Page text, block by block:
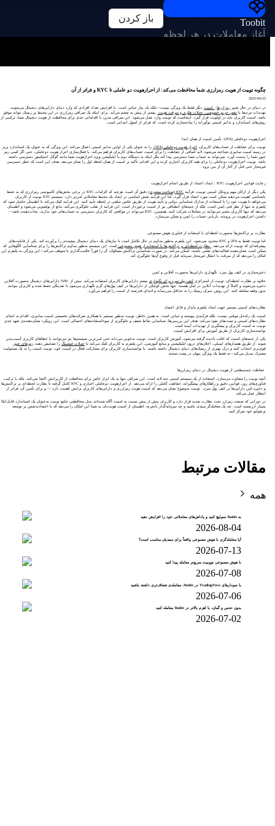
Toobit
آغاز معاملات در هر لحظه
باز کردن
چگونه توبیت از هویت رمزارزی شما محافظت می‌کند: از احراز‌هویت دو عاملی تا KYC و فراتر از آن
2025-04-25
در دنیای در حال تغییر رمزارزها، امنیتدیگر فقط یک ویژگی نیست—بلکه یک نیاز حیاتی است. با افزایش تعداد افرادی که وارد دنیای دارایی‌های دیجیتال می‌شوند،
تهدیدات مرتبط با نقض حریم خصوصی، حملات هکری و سرقت هویت
بیشتر از پیش به چشم می‌آید. برای اینکه یک صرافی رمزارزی در این محیط پر ریسک بتواند موفق
باشد، امنیت کاربران باید در اولویت قرار گیرد. اینجاست که توبیت وارد عمل می‌شود. این صرافی مدرن با اقداماتی جدی برای محافظت از هویت دیجیتال شما، ترکیبی از
روش‌های استاندارد و تدابیر امنیتی نوآورانه را پیاده‌سازی کرده است. که فراتر از اصول ابتدایی است.
احراز‌هویت دو‌عاملی (2FA): تأمین امنیت از همان ابتدا
توبیت برای حفاظت از حساب‌های کاربران، احراز هویت دو‌عاملی (2FA)
را به عنوان یکی از اولین تدابیر امنیتی اعمال می‌کند. این ویژگی که به عنوان یک استاندارد برتر
در زمینه امنیت سایبری شناخته می‌شود، لایه اضافی از حفاظت را برای امنیت حساب‌های کاربران فراهم می‌کند. با فعال‌سازی احراز هویت دو‌عاملی، حتی اگر کسی رمز
عبور شما را بدست آورد، نمی‌تواند به حساب شما دسترسی پیدا کند مگر اینکه به دستگاه دوم یا اپلیکیشن ویژه احراز‌هویت شما مانند گوگل اتنتیکیتور دسترسی داشته
باشد. توبیت احراز‌هویت دو‌عاملی را برای همه کاربران اجباری کرده و این اقدام، تأکید بر امنیت از همان لحظه اول را نشان می‌دهد. هدف این است که خطر دسترسی
غیرمجاز حتی قبل از آغاز آن از بین برود.
رعایت قوانین احراز‌هویت KYC : ایجاد اعتماد از طریق انجام احراز‌هویت
یکی دیگر از ارکان مهم پروتکل امنیتی توبیت، فرآیند KYC (شناخت مشتری)
دقیق آن است. هرچند که الزامات KYC در برخی بخش‌های کامیونیتی رمزارزی که به حفظ
ناشناسی اهمیت می‌دهند ممکن است مورد انتقاد قرار گیرد، اما این فرآیند نقش اساسی در ایجاد یک محیط معاملاتی امن‌تر دارد. سیستم KYC توبیت از کاربران
می‌خواهد تا هویت خود را با استفاده از مدارک شناسایی دولتی و تأیید هویت از طریق عکس سلفی در لحظه تأیید کنند. این فرایند کمک می‌کند تا اطمینان حاصل شود که
پلتفرم نه تنها از نظر فنی ایمن است، بلکه از جنبه‌های انطباقی نیز از امنیت برخوردار است. این فرایند از تقلب جلوگیری می‌کند، مانع از پولشویی می‌شود و اطمینان
می‌دهد که تنها کاربران معتبر می‌توانند در معاملات شرکت کنند. همچنین، KYC می‌تواند در مواقعی که کاربران دسترسی به حساب‌های خود ندارند، نجات‌دهنده باشد—
داشتن احراز‌هویت در پرونده، بازیابی حساب را ایمن و ممکن می‌سازد.
نظارت بر تراکنش‌ها به‌صورت لحظه‌ای با استفاده از فناوری هوش مصنوعی
اما توبیت فقط به 2FA و KYC محدود نمی‌شود. این پلتفرم به‌طور مداوم در حال تکامل است تا نیازهای یک دنیای دیجیتال پیچیده‌تر را برآورده کند. یکی از قابلیت‌های
پیشرفته‌ای که توبیت ارائه می‌دهد،
نظارت لحظه‌ای بر تراکنش‌ها با استفاده از هوش مصنوعی
است. این سیستم به‌طور مداوم تراکنش‌ها را برای شناسایی الگوهایی که
ممکن است نشان‌دهنده فعالیت‌های تقلبی باشند، اسکن می‌کند. در صورت شناسایی تراکنش مشکوک، آن را فوراً علامت‌گذاری یا متوقف می‌کند—این ویژگی به پلتفرم این
امکان را می‌دهد که از سرقت یا انتقال غیرمجاز سرمایه قبل از وقوع آن‌ها جلوگیری کند.
ذخیره‌سازی در کیف پول سرد: نگهداری دارایی‌ها به‌صورت آفلاین و ایمن
علاوه بر نظارت لحظه‌ای، توبیت از استراتژی کیف پول سرد برای نگهداری
بیشتر دارایی‌های کاربران استفاده می‌کند. بیش از 90% دارایی‌های دیجیتال به‌صورت آفلاین
ذخیره می‌شوند و کاملاً از تهدیدات آنلاین در امان هستند. تنها بخش کوچکی از دارایی‌ها در کیف پول‌های گرم نگهداری می‌شود تا نقدینگی حفظ شده و کاربران بتوانند
بدون وقفه معامله کنند. این روش، میزان ریسک را به حداقل می‌رساند و لایه‌ای قدرتمند از امنیت را فراهم می‌آورد.
نظارت‌های امنیتی مستمر جهت ایجاد پلتفرم پایدار و قابل اعتماد
امنیت یک راه‌حل موقتی نیست، بلکه فرآیندی پیوسته و حیاتی است. به همین خاطر، توبیت به‌طور مستمر با همکاری شرکت‌های تخصصی امنیت سایبری، اقدام به انجام
نظارت‌های امنیتی و تست‌های نفوذ می‌کند. هدف این بررسی‌ها، شناسایی نقاط ضعف و جلوگیری از سوءاستفاده‌های احتمالی است. این رویکرد نشان‌دهنده‌ی تعهد جدی
توبیت به امنیت کاربران و پیشگیری از تهدیدات آینده است.
توانمندسازی کاربران از طریق آموزش برای افزایش امنیت
یکی از جنبه‌های امنیت که اغلب نادیده گرفته می‌شود، آموزش کاربران است. توبیت به‌خوبی می‌داند حتی امن‌ترین سیستم‌ها نیز می‌توانند با خطاهای کاربری آسیب‌پذیر
شوند. از طریق هشدارهای ایمیلی، اعلان‌های درون‌ اپلیکیشنی و منابع آموزشی، این پلتفرم به کاربران کمک می‌کند تا حملات فیشینگرا تشخیص دهند، رمزهای عبور
قوی‌تری انتخاب کنند و درک بهتری از ریسک‌های دنیای دیجیتال داشته باشند. با توانمندسازی کاربران برای مشارکت فعال در امنیت خود، توبیت امنیت را به یک مسئولیت
مشترک تبدیل می‌کند—نه فقط یک ویژگی پنهان در پشت‌ صحنه.
حفاظت چند‌سطحی از هویت دیجیتال در دنیای رمزارز‌ها
آنچه توبیت را متفاوت می‌سازد، استفاده از یک سیستم امنیتی چند لایه است. این صرافی تنها به یک ابزار خاص برای محافظت از کاربرانش اکتفا نمی‌کند، بلکه با ترکیب
فناوری‌های روز، قوانین دقیق و راهکارهای پیشگیرانه، حفاظت کاملی را ارائه می‌دهد. از احراز‌هویت دو‌عاملی اجباری و KYC کامل گرفته تا نظارت لحظه‌ای بر تراکنش‌ها
و ذخیره امن دارایی‌ها در کیف پول سرد، توبیت به‌وضوح نشان می‌دهد که امنیت هویت رمزارزی و دارایی‌های کاربران برایش اهمیت دارد — و برای تأمین آن، فراتر از
انتظار عمل می‌کند.
در دورانی که صنعت رمزارز تحت نظارت شدید قرار دارد و کاربران بیش از پیش نسبت به امنیت آگاه شده‌اند، مدل محافظتی جامع توبیت به‌عنوان یک استاندارد قابل‌اتکا
بسیار ارزشمند است. چه یک معامله‌گر مبتدی باشید و چه سرمایه‌گذار باتجربه، اطمینان از امنیت هویت‌تان به شما این امکان را می‌دهد که با اعتماد‌به‌نفس بر توسعه
پرتفولیو خود تمرکز کنید.
مقالات مرتبط
همه
به Toobit سوئیچ کنید و پاداش‌های معاملاتی خود را افزایش دهید
2026-08-04
آیا معامله‌گری با هوش مصنوعی واقعاً برای مبتدیان مناسب است؟
2026-07-13
با هوش مصنوعی تووبیت سریع‌تر معامله پیدا کنید
2026-07-08
با نمودارهای TradingView در Toobit، معامله‌ی شفاف‌تری داشته باشید
2026-07-06
بدون حدس و گمان، با اهرم بالاتر در Toobit معامله کنید
2026-07-02